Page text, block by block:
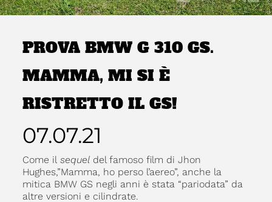
PROVA BMW G 310 GS.
MAMMA, MI SI È
RISTRETTO IL GS!
07.07.21
Come il sequel del famoso film di Jhon
Hughes,”Mamma, ho perso l’aereo”, anche la
mitica BMW GS negli anni è stata “pariodata” da
altre versioni e cilindrate.